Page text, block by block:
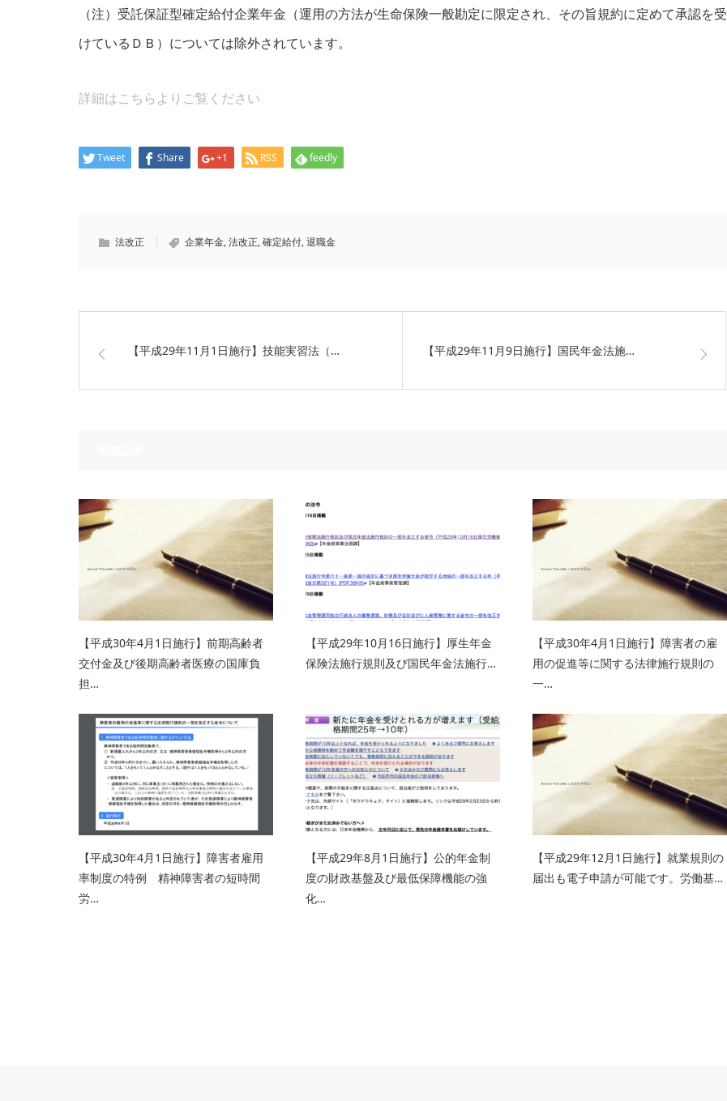
（注）受託保証型確定給付企業年金（運用の方法が生命保険一般勘定に限定され、その旨規約に定めて承認を受
けているＤＢ）については除外されています。
詳細はこちらよりご覧ください
Tweet Share +1 RSS feedly
法改正 企業年金,法改正,確定給付,退職金
【平成29年11月1日施行】技能実習法（… 【平成29年11月9日施行】国民年金法施…
【平成30年4月1日施行】前期高齢者
交付金及び後期高齢者医療の国庫負
担…
【平成29年10月16日施行】厚生年金
保険法施行規則及び国民年金法施行…
【平成30年4月1日施行】障害者の雇
用の促進等に関する法律施行規則の
一…
【平成30年4月1日施行】障害者雇用
率制度の特例 精神障害者の短時間
労…
【平成29年8月1日施行】公的年金制
度の財政基盤及び最低保障機能の強
化…
【平成29年12月1日施行】就業規則の
届出も電子申請が可能です。労働基…